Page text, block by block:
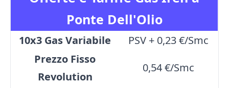
Ponte Dell'Olio
10x3 Gas Variabile
PSV + 0,23 €/Smc
Prezzo Fisso
Revolution
0,54 €/Smc